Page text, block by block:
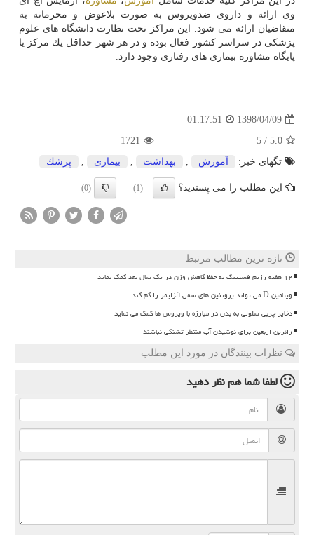
وی ارائه و داروی ضدویروس به صورت بلاعوض و محرمانه به
متقاضیان ارائه می شود. این مراكز تحت نظارت دانشگاه های علوم
پزشكی در سراسر كشور فعال بوده و در هر شهر حداقل یك مركز یا
پایگاه مشاوره بیماری های رفتاری وجود دارد.
1398/04/09
01:17:51
5.0
/
5
1721
تگهای خبر:
آموزش , بهداشت , بیماری , پزشك
این مطلب را می پسندید؟ (1)
(0)
تازه ترین مطالب مرتبط
۱۲ هفته رژیم فستینگ به حفظ کاهش وزن در یک سال بعد کمک نماید
ویتامین D می تواند پروتئین های سمی آلزایمر را کم کند
ذخایر چربی سلولی به بدن در مبارزه با ویروس ها کمک می نماید
زائرین اربعین برای نوشیدن آب منتظر تشنگی نباشند
نظرات بینندگان در مورد این مطلب
لطفا شما همنظر دهید